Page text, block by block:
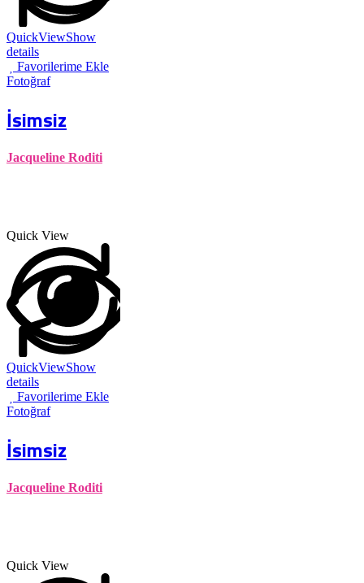
QuickViewShow
details
Favorilerime Ekle
Fotoğraf
İsimsiz
Jacqueline Roditi
Quick View
QuickViewShow
details
Favorilerime Ekle
Fotoğraf
İsimsiz
Jacqueline Roditi
Quick View